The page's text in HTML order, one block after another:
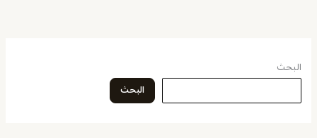
البحث
البحث